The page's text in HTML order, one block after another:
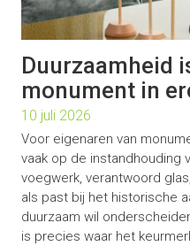
Duurzaamheid
monument in
10 juli 2026
Voor eigenaren van
vaak op de instandhouding
voegwerk, verantwoord
als past bij het historische
duurzaam wil
is precies waar het